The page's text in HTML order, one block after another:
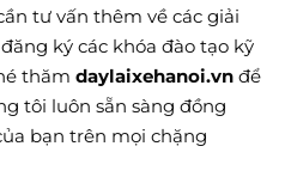
tư vấn thêm về các giải
ký các khóa đào tạo kỹ
thăm daylaixehanoi.vn để
tôi luôn sẵn sàng đồng
bạn trên mọi chặng